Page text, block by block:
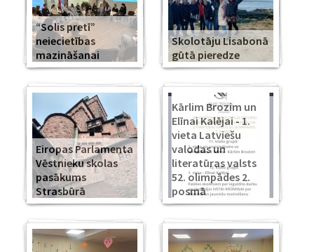
“Solis pretī”
neiecietības
mazināšanai
Skolotāju Lisabonā
gūtā pieredze
Eiropas Parlamenta
Vēstnieku skolas
pasākums
Strasbūrā
Kārlim Brozim un
Elīnai Kalējai - 1.
vieta Latviešu
valodas un
literatūras valsts
52. olimpādes 2.
posmā